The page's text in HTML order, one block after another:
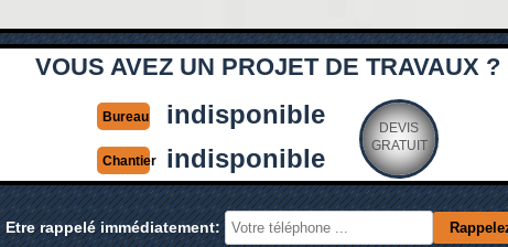
VOUS AVEZ UN PROJET DE TRAVAUX ?
Bureau indisponible
Chantier indisponible
DEVIS
GRATUIT
Etre rappelé immédiatement: